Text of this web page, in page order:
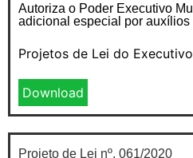
Autoriza o Poder Executivo
adicional especial por auxílios
Projetos de Lei do Executivo
Download
Projeto de Lei nº. 061/2020